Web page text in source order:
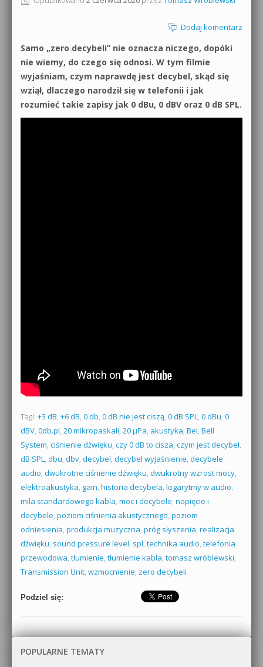
Sylenth1 od podstaw
Sound Forge od podstaw
Dubstep z syntezatorem Massive
Newsletter
Materiały dla mediów
Archiwum aktualności
Dodaj komentarz
Samo „zero decybeli” nie oznacza niczego, dopóki
nie wiemy, do czego się odnosi. W tym filmie
wyjaśniam, czym naprawdę jest decybel, skąd się
wziął, dlaczego narodził się w telefonii i jak
rozumieć takie zapisy jak 0 dBu, 0 dBV oraz 0 dB SPL.
Tagi: +3 dB, +6 dB, 0 db, 0 dB nie jest ciszą, 0 dB SPL, 0 dBu, 0
dBV, 0db.pl, 20 mikropaskali, 20 µPa, akustyka, Bel, Bell
System, ciśnienie dźwięku, czy 0 dB to cisza, czym jest decybel,
dB SPL, dbu, dbv, decybel, decybel wyjaśnienie, decybele
audio, dwukrotne ciśnienie dźwięku, dwukrotny wzrost mocy,
elektroakustyka, gain, historia decybela, logarytmy w audio,
mila standardowego kabla, moc i decybele, napięcie i
decybele, poziom ciśnienia akustycznego, poziom
odniesienia, produkcja muzyczna, próg słyszenia, realizacja
dźwięku, sound pressure level, spl, technika audio, telefonia
przewodowa, tłumienie, tłumienie kabla, tomasz wróblewski,
Transmission Unit, wzmocnienie, zero decybeli
Podziel się:
POPULARNE TEMATY